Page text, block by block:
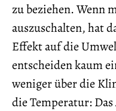
zu beziehen. Wenn
auszuschalten, hat
Effekt auf die
entscheiden kaum
weniger über die
die Temperatur: